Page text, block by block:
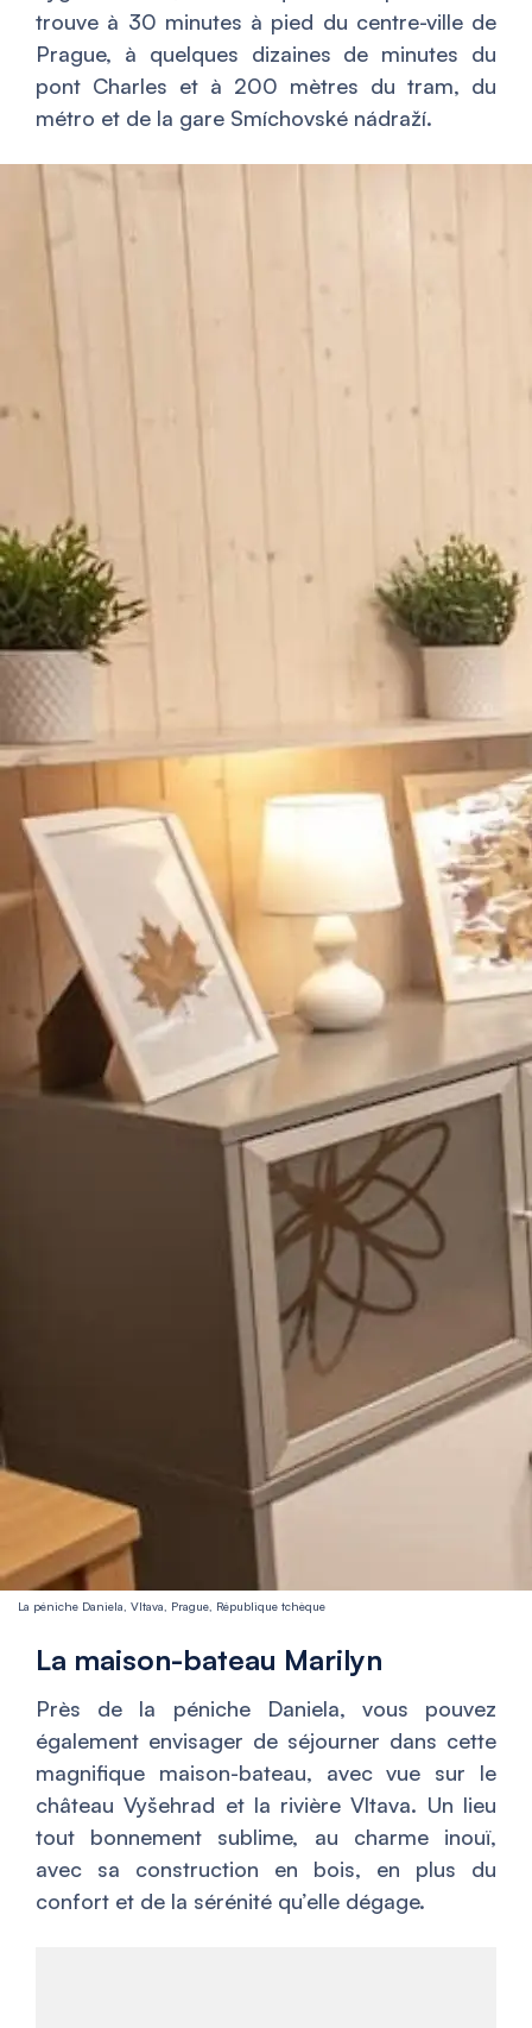
trouve à 30 minutes à pied du centre-ville de
Prague, à quelques dizaines de minutes du
pont Charles et à 200 mètres du tram, du
métro et de la gare Smíchovské nádraží.
La péniche Daniela, Vltava, Prague, République tchèque
La maison-bateau Marilyn
Près de la péniche Daniela, vous pouvez
également envisager de séjourner dans cette
magnifique maison-bateau, avec vue sur le
château Vyšehrad et la rivière Vltava. Un lieu
tout bonnement sublime, au charme inouï,
avec sa construction en bois, en plus du
confort et de la sérénité qu’elle dégage.